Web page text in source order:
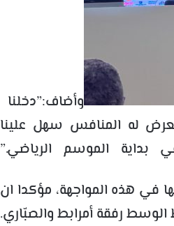
وأضاف:”دخلنا
له المنافس سهل علينا
الموسم الرياضي.”
في هذه المواجهة، مؤكدا ان
الوسط رفقة أمرابط والصبّاري.